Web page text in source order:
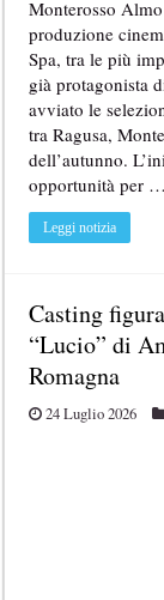
Monterosso
produzione
Spa, tra le più
già protagonista
avviato le
tra Ragusa,
dell’autunno.
opportunità per …
Leggi notizia
Casting
“Lucio” di
Romagna
24 Luglio 2026